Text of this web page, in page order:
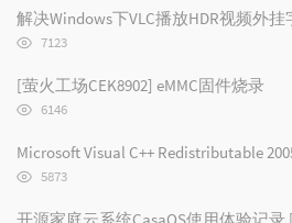
次
数:
解决Windows下VLC播放HDR视频外
浏
次
数:
7123
[萤火工场CEK8902] eMMC固件烧录
浏
数:
6146
浏
次
5873